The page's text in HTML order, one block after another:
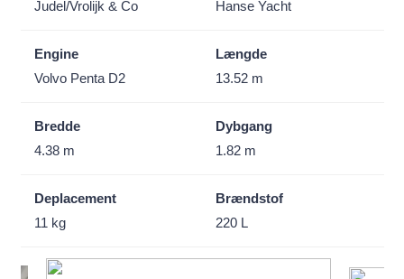
Judel/Vrolijk & Co Hanse Yacht
Engine
Volvo Penta D2
Længde
13.52 m
Bredde
4.38 m
Dybgang
1.82 m
Deplacement
11 kg
Brændstof
220 L